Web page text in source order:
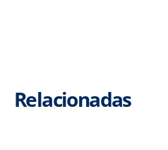
Relacionadas